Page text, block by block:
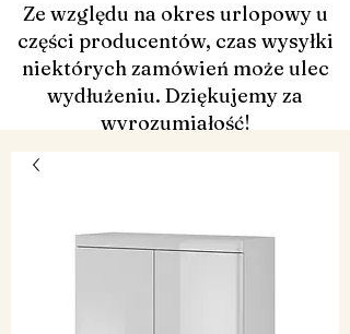
Ze względu na okres urlopowy u
części producentów, czas wysyłki
niektórych zamówień może ulec
wydłużeniu. Dziękujemy za
wyrozumiałość!